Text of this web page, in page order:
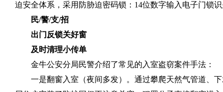
迫安全体系，采用防胁迫密码锁： 14位数字输入电子门锁
民/警/支/招
出门反锁关好窗
及时清理小传单
金牛公安分局民警介绍了常见的入室盗窃案件手法：
一是翻窗入室（夜间多发）。通过攀爬天然气管道、